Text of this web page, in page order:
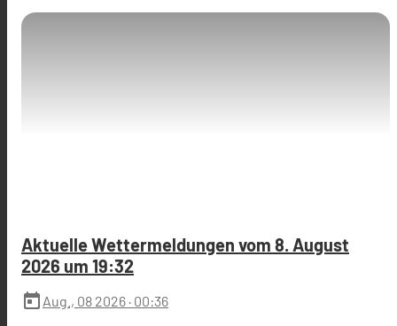
Aktuelle Wettermeldungen vom 8. August
2026 um 19:32
today Aug., 08 2026 · 00:36